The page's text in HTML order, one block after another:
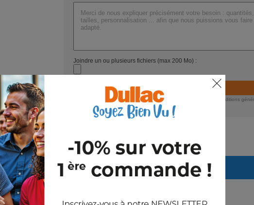
Référence : MO9506
Nom : MUSHROOM
Dimensions : Ø5,5X5 CM
Joindre un ou plusieurs fichiers (max 200 Mo) :
Valider la demande de devis
En nous envoyant votre demande de devis, vous acceptez nos conditions
et notre politique de confidentialité des données.